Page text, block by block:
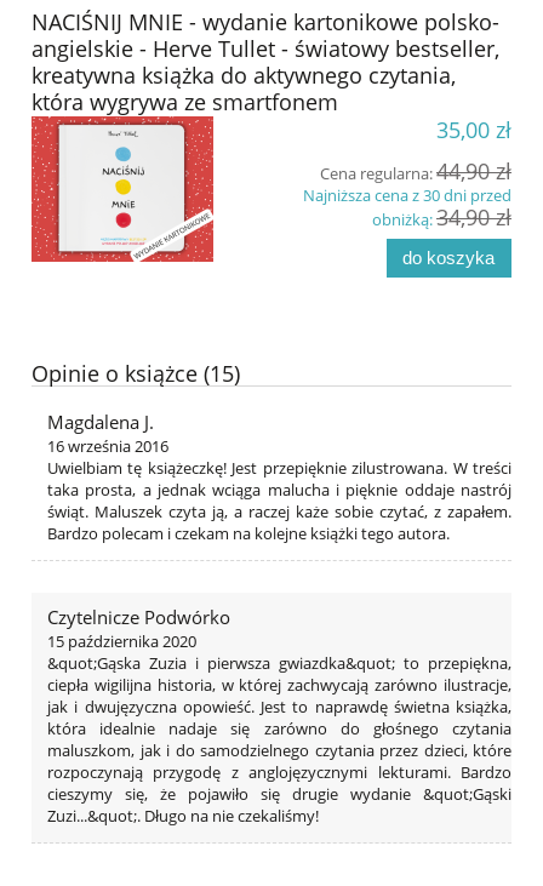
NACIŚNIJ MNIE - wydanie kartonikowe polsko-
angielskie - Herve Tullet - światowy bestseller,
kreatywna książka do aktywnego czytania,
która wygrywa ze smartfonem
35,00 zł
Cena regularna:44,90 zł
Najniższa cena z 30 dni przed
obniżką:34,90 zł
do koszyka
Opinie o książce (15)
Magdalena J.
16 września 2016
Uwielbiam tę książeczkę! Jest przepięknie zilustrowana. W treści
taka prosta, a jednak wciąga malucha i pięknie oddaje nastrój
świąt. Maluszek czyta ją, a raczej każe sobie czytać, z zapałem.
Bardzo polecam i czekam na kolejne książki tego autora.
Czytelnicze Podwórko
15 października 2020
&quot;Gąska Zuzia i pierwsza gwiazdka&quot; to przepiękna,
ciepła wigilijna historia, w której zachwycają zarówno ilustracje,
jak i dwujęzyczna opowieść. Jest to naprawdę świetna książka,
która idealnie nadaje się zarówno do głośnego czytania
maluszkom, jak i do samodzielnego czytania przez dzieci, które
rozpoczynają przygodę z anglojęzycznymi lekturami. Bardzo
cieszymy się, że pojawiło się drugie wydanie &quot;Gąski
Zuzi...&quot;. Długo na nie czekaliśmy!